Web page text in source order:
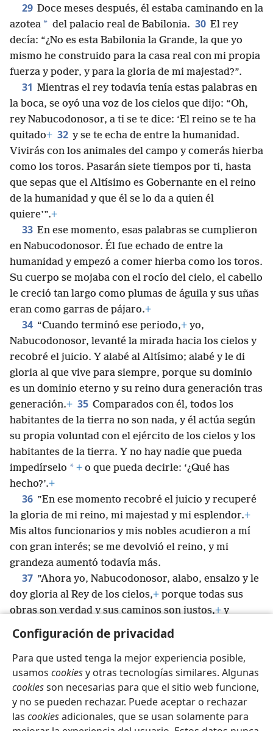
Configuración de privacidad
Para que usted tenga la mejor experiencia posible,
usamos cookiesy otras tecnologías similares. Algunas
cookiesson necesarias para que el sitio web funcione,
y no se pueden rechazar. Puede aceptar o rechazar
las cookiesadicionales, que se usan solamente para
29 Doce meses después, él estaba caminando en la
azotea * del palacio real de Babilonia. 30 El rey
decía: “¿No es esta Babilonia la Grande, la que yo
mismo he construido para la casa real con mi propia
fuerza y poder, y para la gloria de mi majestad?”.
31 Mientras el rey todavía tenía estas palabras en
la boca, se oyó una voz de los cielos que dijo: “Oh,
rey Nabucodonosor, a ti se te dice: ‘El reino se te ha
quitado+ 32 y se te echa de entre la humanidad.
Vivirás con los animales del campo y comerás hierba
como los toros. Pasarán siete tiempos por ti, hasta
que sepas que el Altísimo es Gobernante en el reino
de la humanidad y que él se lo da a quien él
quiere’”.+
33 En ese momento, esas palabras se cumplieron
en Nabucodonosor. Él fue echado de entre la
humanidad y empezó a comer hierba como los toros.
Su cuerpo se mojaba con el rocío del cielo, el cabello
le creció tan largo como plumas de águila y sus uñas
eran como garras de pájaro.+
34 “Cuando terminó ese periodo,+ yo,
Nabucodonosor, levanté la mirada hacia los cielos y
recobré el juicio. Y alabé al Altísimo; alabé y le di
gloria al que vive para siempre, porque su dominio
es un dominio eterno y su reino dura generación tras
generación.+ 35 Comparados con él, todos los
habitantes de la tierra no son nada, y él actúa según
su propia voluntad con el ejército de los cielos y los
habitantes de la tierra. Y no hay nadie que pueda
impedírselo * + o que pueda decirle: ‘¿Qué has
hecho?’.+
36 ”En ese momento recobré el juicio y recuperé
la gloria de mi reino, mi majestad y mi esplendor.+
Mis altos funcionarios y mis nobles acudieron a mí
con gran interés; se me devolvió el reino, y mi
grandeza aumentó todavía más.
37 ”Ahora yo, Nabucodonosor, alabo, ensalzo y le
doy gloria al Rey de los cielos,+ porque todas sus
obras son verdad y sus caminos son justos,+y
porque puede humillar a los que se comportan con
orgullo”.
Español Compartir Configuración
Copyright © 2026 Watch Tower Bible and Tract Society of Pennsylvania